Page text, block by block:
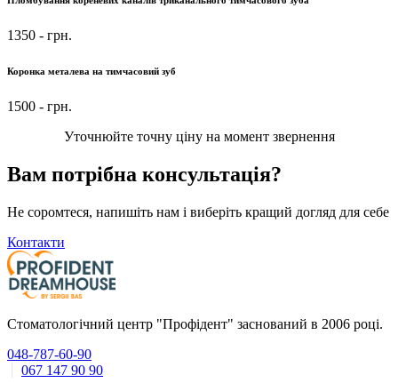
1350 - грн.
Коронка металева на тимчасовий зуб
1500 - грн.
Уточнюйте точну ціну на момент звернення
Вам потрібна консультація?
Не соромтеся, напишіть нам і виберіть кращий догляд для себе
Контакти
Стоматологічний центр "Профідент" заснований в 2006 році.
048-787-60-90
067 147 90 90